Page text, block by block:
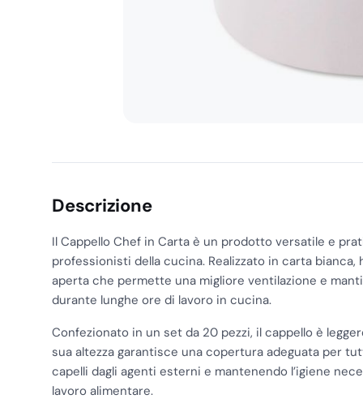
Descrizione
Il Cappello Chef in Carta è un prodotto versatile e
professionisti della cucina. Realizzato in carta bianca,
aperta che permette una migliore ventilazione e
durante lunghe ore di lavoro in cucina.
Confezionato in un set da 20 pezzi, il cappello è
sua altezza garantisce una copertura adeguata per
capelli dagli agenti esterni e mantenendo l’igiene
lavoro alimentare.